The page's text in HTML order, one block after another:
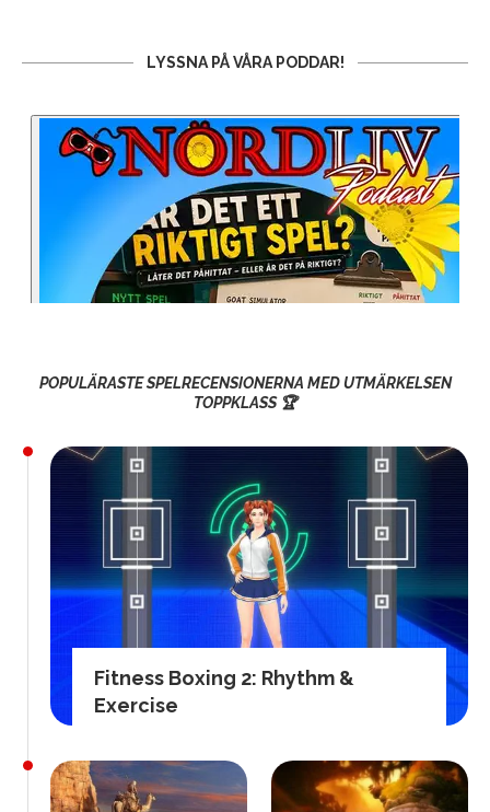
LYSSNA PÅ VÅRA PODDAR!
POPULÄRASTE SPELRECENSIONERNA MED UTMÄRKELSEN
TOPPKLASS 🏆
Fitness Boxing 2: Rhythm &
Exercise